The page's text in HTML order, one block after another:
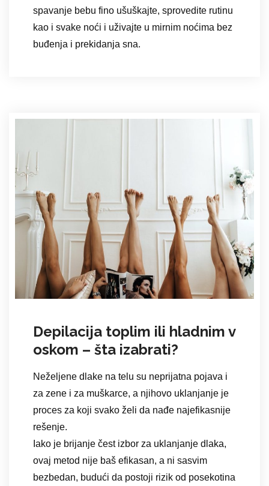
spavanje bebu fino ušuškajte, sprovedite rutinu
kao i svake noći i uživajte u mirnim noćima bez
buđenja i prekidanja sna.
Depilacija toplim ili hladnim v
oskom – šta izabrati?
Neželjene dlake na telu su neprijatna pojava i
za zene i za muškarce, a njihovo uklanjanje je
proces za koji svako želi da nađe najefikasnije
rešenje.
Iako je brijanje čest izbor za uklanjanje dlaka,
ovaj metod nije baš efikasan, a ni sasvim
bezbedan, budući da postoji rizik od posekotina